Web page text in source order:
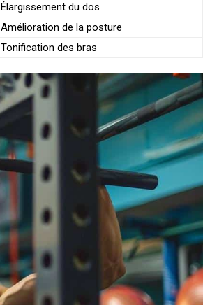
Élargissement du dos
Amélioration de la posture
Tonification des bras